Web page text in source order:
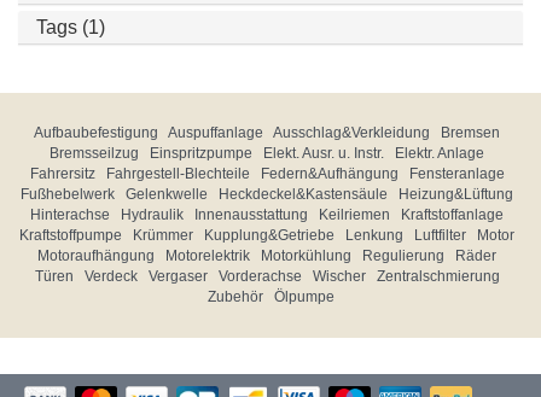
Tags (1)
Aufbaubefestigung Auspuffanlage Ausschlag&Verkleidung
Bremsen
Bremsseilzug
Einspritzpumpe Elekt. Ausr. u. Instr.
Elektr. Anlage
Fahrersitz
Fahrgestell-Blechteile Federn&Aufhängung
Fensteranlage
Fußhebelwerk
Gelenkwelle Heckdeckel&Kastensäule
Heizung&Lüftung
Hinterachse
Hydraulik Innenausstattung Keilriemen
Kraftstoffanlage
Kraftstoffpumpe
Krümmer Kupplung&Getriebe Lenkung Luftfilter
Motor
Motoraufhängung
Motorelektrik Motorkühlung Regulierung
Räder
Türen
Verdeck Vergaser Vorderachse Wischer
Zentralschmierung
Zubehör
Ölpumpe